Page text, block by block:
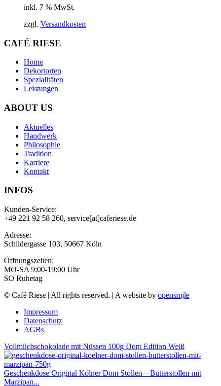
inkl. 7 % MwSt.
zzgl. Versandkosten
CAFÉ RIESE
Home
Dekortorten
Spezialitäten
Leistungen
ABOUT US
Aktuelles
Handwerk
Philosophie
Tradition
Karriere
Kontakt
INFOS
Kunden-Service:
+49 221 92 58 260, service[at]caferiese.de
Adresse:
Schildergasse 103, 50667 Köln
Öffnungszeiten:
MO-SA 9:00-19:00 Uhr
SO Ruhetag
© Café Riese | All rights reserved. | A website by opensmjle
Impressum
Datenschutz
AGBs
Vollmilchschokolade mit Nüssen 100g Dom Edition Weiß
Geschenkdose Original Kölner Dom Stollen – Butterstollen mit
Marzipan...